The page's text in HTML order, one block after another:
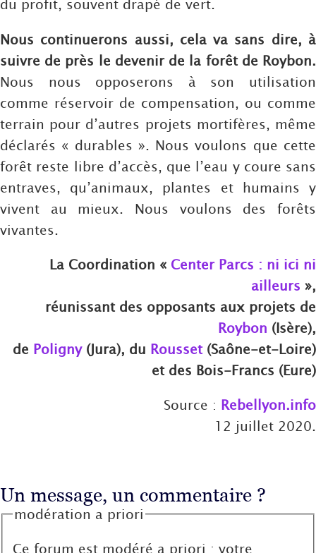
du profit, souvent drapé de vert.
Nous continuerons aussi, cela va sans dire, à
suivre de près le devenir de la forêt de Roybon.
Nous nous opposerons à son utilisation
comme réservoir de compensation, ou comme
terrain pour d’autres projets mortifères, même
déclarés « durables ». Nous voulons que cette
forêt reste libre d’accès, que l’eau y coure sans
entraves, qu’animaux, plantes et humains y
vivent au mieux. Nous voulons des forêts
vivantes.
La Coordination « Center Parcs : ni ici ni
ailleurs »,
réunissant des opposants aux projets de
Roybon (Isère),
de Poligny(Jura), du Rousset(Saône-et-Loire)
et des Bois-Francs (Eure)
Source : Rebellyon.info
12 juillet 2020.
Un message, un commentaire ?
modération a priori
Ce forum est modéré a priori : votre